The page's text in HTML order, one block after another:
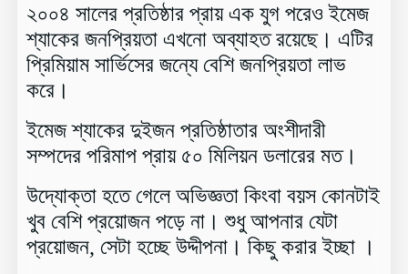
২০০৪ সালের প্রতিষ্ঠার প্রায় এক যুগ পরেও ইমেজ
শ্যাকের জনপ্রিয়তা এখনো অব্যাহত রয়েছে। এটির
প্রিমিয়াম সার্ভিসের জন্যে বেশি জনপ্রিয়তা লাভ
করে।
ইমেজ শ্যাকের দুইজন প্রতিষ্ঠাতার অংশীদারী
সম্পদের পরিমাপ প্রায় ৫০ মিলিয়ন ডলারের মত।
উদ্যোক্তা হতে গেলে অভিজ্ঞতা কিংবা বয়স কোনটাই
খুব বেশি প্রয়োজন পড়ে না। শুধু আপনার যেটা
প্রয়োজন, সেটা হচ্ছে উদ্দীপনা। কিছু করার ইচ্ছা ।